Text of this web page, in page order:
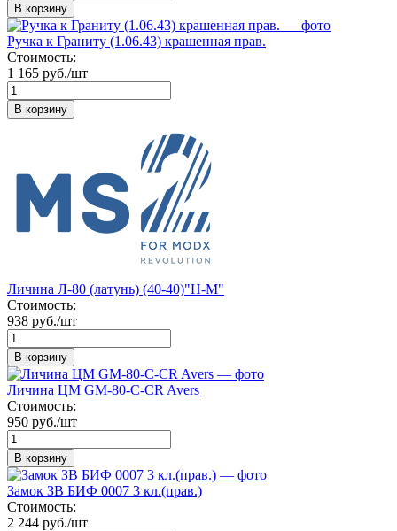
В корзину
Ручка к Граниту (1.06.43) крашенная прав.
Стоимость:
1 165 руб./шт
В корзину
Личина Л-80 (латунь) (40-40)"Н-М"
Стоимость:
938 руб./шт
В корзину
Личина ЦМ GМ-80-С-СR Avers
Стоимость:
950 руб./шт
В корзину
Замок ЗВ БИФ 0007 3 кл.(прав.)
Стоимость:
2 244 руб./шт